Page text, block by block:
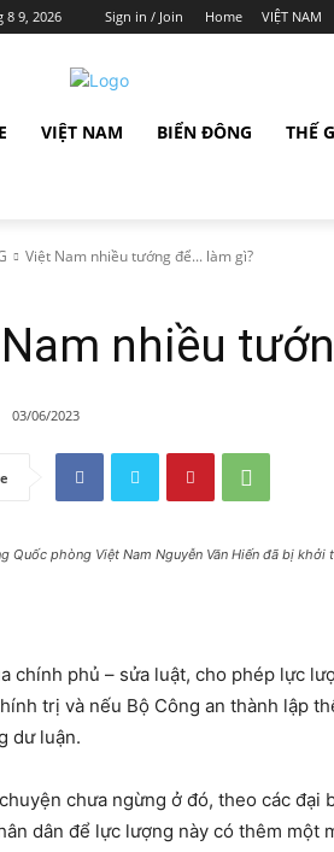
8 9, 2026 Sign in / Join Home VIỆT NAM
VIỆT NAM BIỂN ĐÔNG THẾ
Việt Nam nhiều tướng để... làm gì?
nhiều
03/06/2023
Quốc phòng Việt Nam Nguyễn Văn Hiến đã bị
chính phủ – sửa luật, cho phép lực
trị và nếu Bộ Công an thành lập
dư luận.
chưa ngừng ở đó, theo các đại
dân để lực lượng này có thêm một